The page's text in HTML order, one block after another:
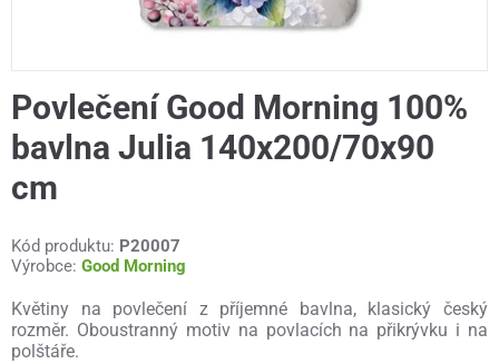
Povlečení Good Morning 100%
bavlna Julia 140x200/70x90
cm
Kód produktu: P20007
Výrobce: Good Morning
Květiny na povlečení z příjemné bavlna, klasický český
rozměr. Oboustranný motiv na povlacích na přikrývku i na
polštáře.